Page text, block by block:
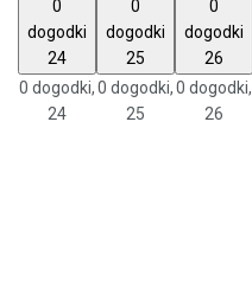
0
dogodki
24
0 dogodki,
24
0
dogodki
25
0 dogodki,
25
0
dogodki
26
0 dogodki,
26